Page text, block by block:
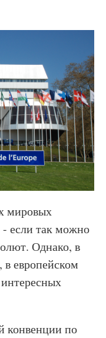
мировых
- если так можно
Однако, в
европейском
интересных
конвенции по